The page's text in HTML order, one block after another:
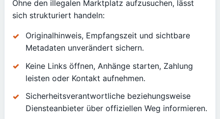
Ohne den illegalen Marktplatz aufzusuchen, lässt
sich strukturiert handeln:
Originalhinweis, Empfangszeit und sichtbare
Metadaten unverändert sichern.
Keine Links öffnen, Anhänge starten, Zahlung
leisten oder Kontakt aufnehmen.
Sicherheitsverantwortliche beziehungsweise
Diensteanbieter über offiziellen Weg informieren.